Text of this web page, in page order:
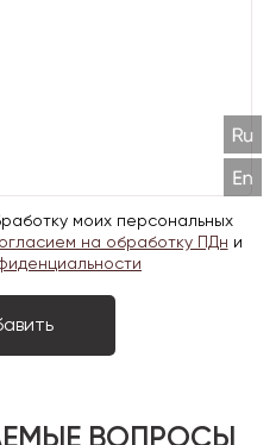
моих персональных
на обработку ПДн и